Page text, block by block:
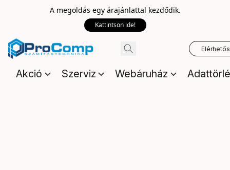
A megoldás egy árajánlattal kezdődik.
Kattintson ide!
Akció Szerviz Webáruház